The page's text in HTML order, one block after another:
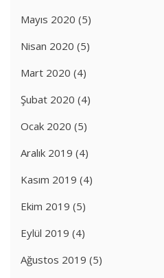
Mayıs 2020 (5)
Nisan 2020 (5)
Mart 2020 (4)
Şubat 2020 (4)
Ocak 2020 (5)
Aralık 2019 (4)
Kasım 2019 (4)
Ekim 2019 (5)
Eylül 2019 (4)
Ağustos 2019 (5)